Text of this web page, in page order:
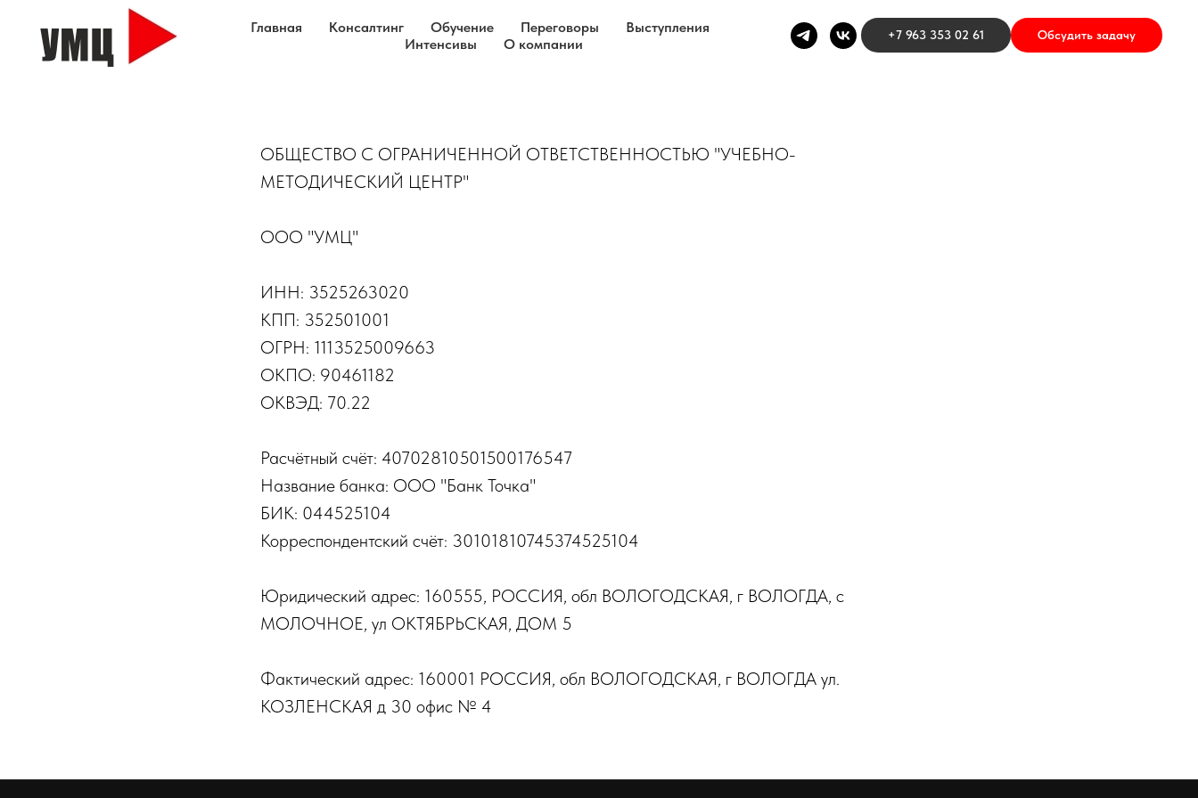
Главная Консалтинг Обучение Переговоры
Выступления
Интенсивы
О компании
+7 963 353 02 61 Обсудить задачу
ОБЩЕСТВО С ОГРАНИЧЕННОЙ ОТВЕТСТВЕННОСТЬЮ "УЧЕБНО-
МЕТОДИЧЕСКИЙ ЦЕНТР"
ООО "УМЦ"
ИНН: 3525263020
КПП: 352501001
ОГРН: 1113525009663
ОКПО: 90461182
ОКВЭД: 70.22
Расчётный счёт: 40702810501500176547
Название банка: ООО "Банк Точка"
БИК: 044525104
Корреспондентский счёт: 30101810745374525104
Юридический адрес: 160555, РОССИЯ, обл ВОЛОГОДСКАЯ, г ВОЛОГДА, с
МОЛОЧНОЕ, ул ОКТЯБРЬСКАЯ, ДОМ 5
Фактический адрес: 160001 РОССИЯ, обл ВОЛОГОДСКАЯ, г ВОЛОГДА ул.
КОЗЛЕНСКАЯ д 30 офис № 4